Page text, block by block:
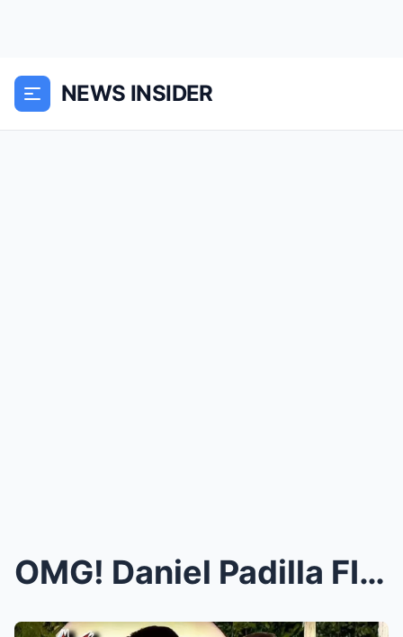
NEWS INSIDER
OMG! Daniel Padilla FINALLY Says He Still Loves Ka...